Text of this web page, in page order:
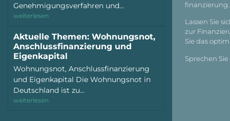
Genehmigungsverfahren und...
weiterlesen
Aktuelle Themen: Wohnungsnot,
Anschlussfinanzierung und
Eigenkapital
Wohnungsnot, Anschlussfinanzierung
und Eigenkapital Die Wohnungsnot in
Deutschland ist zu...
weiterlesen
finanzierung.
Lassen Sie
zur
Sie das
Sprechen